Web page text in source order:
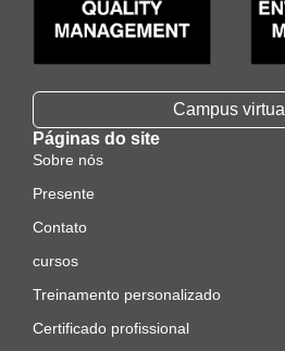
Campus virtual
Páginas do site
Sobre nós
Presente
Contato
cursos
Treinamento personalizado
Certificado profissional